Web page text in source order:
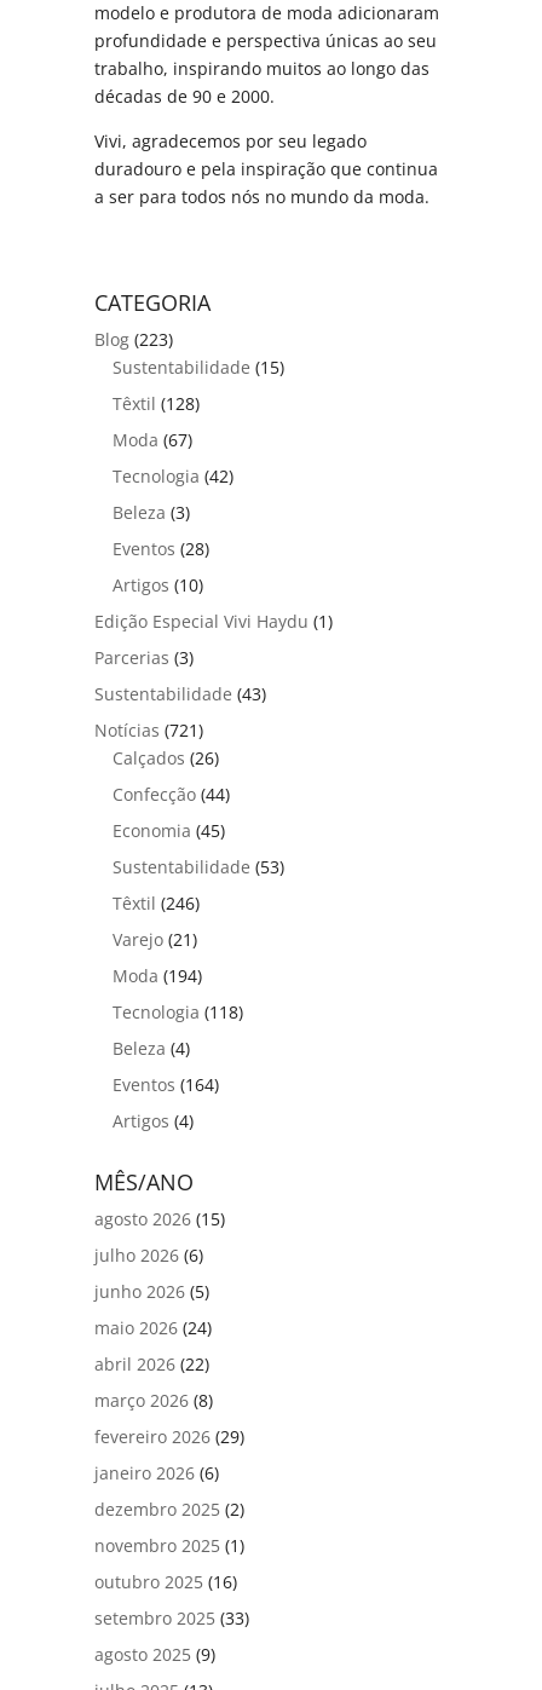
modelo e produtora de moda adicionaram
profundidade e perspectiva únicas ao seu
trabalho, inspirando muitos ao longo das
décadas de 90 e 2000.
Vivi, agradecemos por seu legado
duradouro e pela inspiração que continua
a ser para todos nós no mundo da moda.
CATEGORIA
Blog (223)
Sustentabilidade (15)
Têxtil (128)
Moda (67)
Tecnologia (42)
Beleza (3)
Eventos (28)
Artigos (10)
Edição Especial Vivi Haydu (1)
Parcerias (3)
Sustentabilidade (43)
Notícias (721)
Calçados (26)
Confecção (44)
Economia (45)
Sustentabilidade (53)
Têxtil (246)
Varejo (21)
Moda (194)
Tecnologia (118)
Beleza (4)
Eventos (164)
Artigos (4)
MÊS/ANO
agosto 2026 (15)
julho 2026 (6)
junho 2026 (5)
maio 2026 (24)
abril 2026 (22)
março 2026 (8)
fevereiro 2026 (29)
janeiro 2026 (6)
dezembro 2025 (2)
novembro 2025 (1)
outubro 2025 (16)
setembro 2025 (33)
agosto 2025 (9)